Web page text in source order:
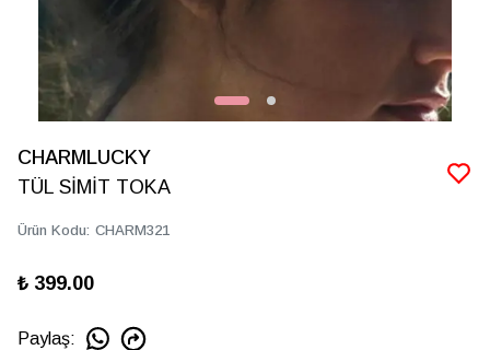
CHARMLUCKY
TÜL SİMİT TOKA
Ürün Kodu: CHARM321
₺ 399.00
Paylaş: